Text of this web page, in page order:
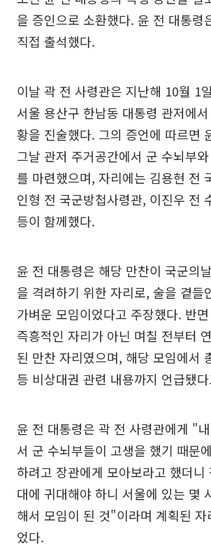
을 증인으로 소환했다. 윤 전 대통령
직접 출석했다.
이날 곽 전 사령관은 지난해 10월 1
서울 용산구 한남동 대통령 관저에
황을 진술했다. 그의 증언에 따르면
그날 관저 주거공간에서 군 수뇌부
를 마련했으며, 자리에는 김용현 전
인형 전 국군방첩사령관, 이진우 전
등이 함께했다.
윤 전 대통령은 해당 만찬이 국군의
을 격려하기 위한 자리로, 술을 곁들
가벼운 모임이었다고 주장했다. 반
즉흥적인 자리가 아닌 며칠 전부터
된 만찬 자리였으며, 해당 모임에서
등 비상대권 관련 내용까지 언급됐
윤 전 대통령은 곽 전 사령관에게 "
서 군 수뇌부들이 고생을 했기 때문
하려고 장관에게 모아보라고 했더
대에 귀대해야 하니 서울에 있는 몇
해서 모임이 된 것"이라며 계획된 자
었다.